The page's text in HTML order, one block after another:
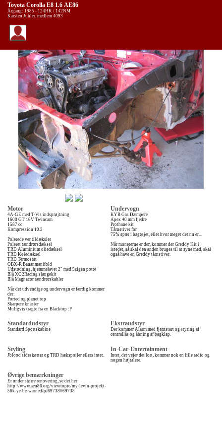
Toyota Corolla E8 1.6 AE86
Årgang: 1985 - 124HK / 142NM
Karsten Juhler, medlem 4093
Motor
4A-GE med T-Vis indsprøjtning
1600 GT 16V Twincam
1587 cc
Kompression 10.3
Polerede ventildæksler
Poleret tændrørsdæksel
TRD Aluminium oliedæksel
TRD Køledæksel
TRD Termostat
OBX-R Bananmanifold
Udstødning, hjemmelavet 2" med 5zigen potte
Blå XO2Racing slangekit
Blå Magnacor tændrørskabler
Når det udvendige og undervogn er færdig kommer
der:
Ported og planet top
Skarpere knaster
Muligvis tragte fra en Blacktop :P
Undervogn
KYB Gas Dæmpere
Apex 40 mm fjedre
Prothane kit
Tårnstiver for
75% spær i bagtøjet, eller hvor meget det nu er...
Når moneterne er der, kommer der Greddy Kit i
istedet, så skal den anden bruges til at syne med, skal
også have en Greddy tårnstiver.
Standardudstyr
Standard Sportskabine
Ekstraudstyr
Der kommer Alarm med fjernstart og styring af
centrallås og åbning af bagklap.
Styling
Jblood sideskørter og TRD hækspoiler ellers intet.
In-Car-Entertainment
Intet, det vejer det lort, kommer nok en lille radio og
nogen højtalere.
Øvrige bemærkninger
Er under større renovering, se det her:
http://www.aeu86.org/viewtopic/my-levin-projekt-
56k-ye-be-warned/p/69738#69738